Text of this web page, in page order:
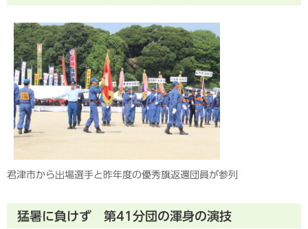
君津市から出場選手と昨年度の優秀旗返還団員が参列
猛暑に負けず 第41分団の渾身の演技